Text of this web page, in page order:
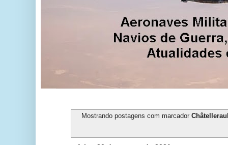
Mostrando postagens com marcador